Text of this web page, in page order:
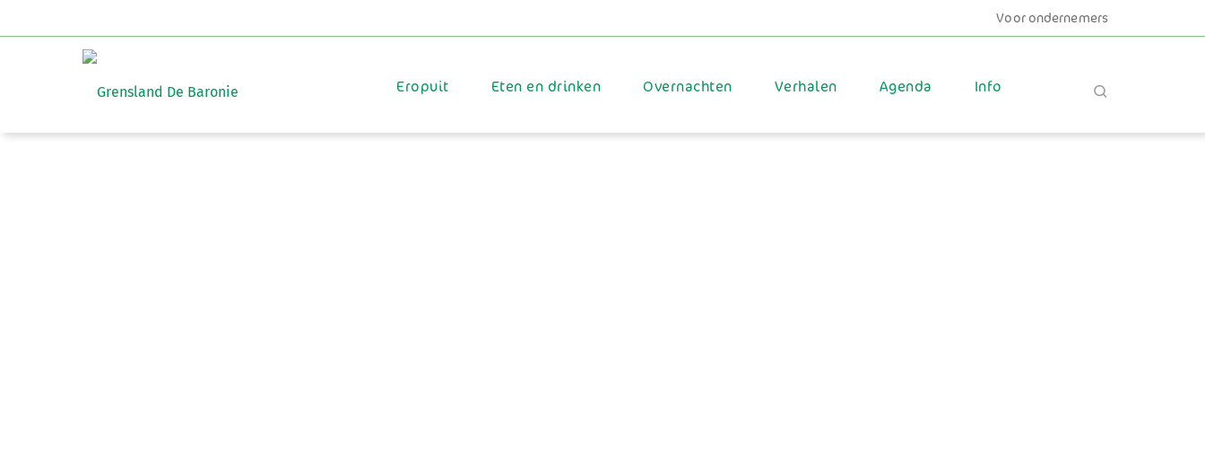
Voor ondernemers
Eropuit Eten en drinken Overnachten Verhalen Agenda Info